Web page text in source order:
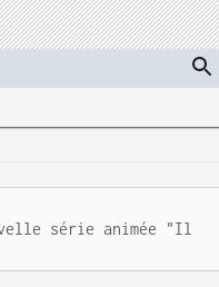
série animée "Il